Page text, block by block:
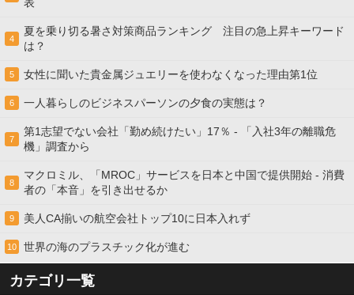
4
夏を乗り切る暑さ対策商品ランキング 注目の急上昇キーワード
は？
5 女性に聞いた貴金属ジュエリーを使わなくなった理由第1位
6 一人暮らしのビジネスパーソンの夕食の実態は？
7
第1志望でない会社「勤め続けたい」17％ - 「入社3年の離職危
機」調査から
8
マクロミル、「MROC」サービスを日本と中国で提供開始 - 消費
者の「本音」を引き出せるか
9 美人CA揃いの航空会社トップ10に日本入れず
10 世界の海のプラスチック化が進む
カテゴリ一覧